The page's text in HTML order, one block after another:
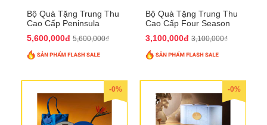
Bộ Quà Tặng Trung Thu
Cao Cấp Peninsula
5,600,000đ 5,600,000₫
Bộ Quà Tặng Trung Thu
Cao Cấp Four Season
3,100,000đ 3,100,000₫
-0% -0%